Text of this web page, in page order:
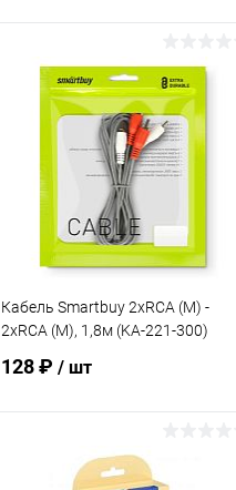
В корзину
Купить в 1 клик К сравнению
В избранное В наличии
Кабель Smartbuy 2xRCA (M) -
2xRCA (M), 1,8м (KA-221-300)
128 ₽ / шт
В корзину